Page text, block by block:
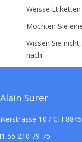
Weisse
Möchten Sie
Wissen Sie
nach.
Surer
10 / CH-8845
55 210 79 75